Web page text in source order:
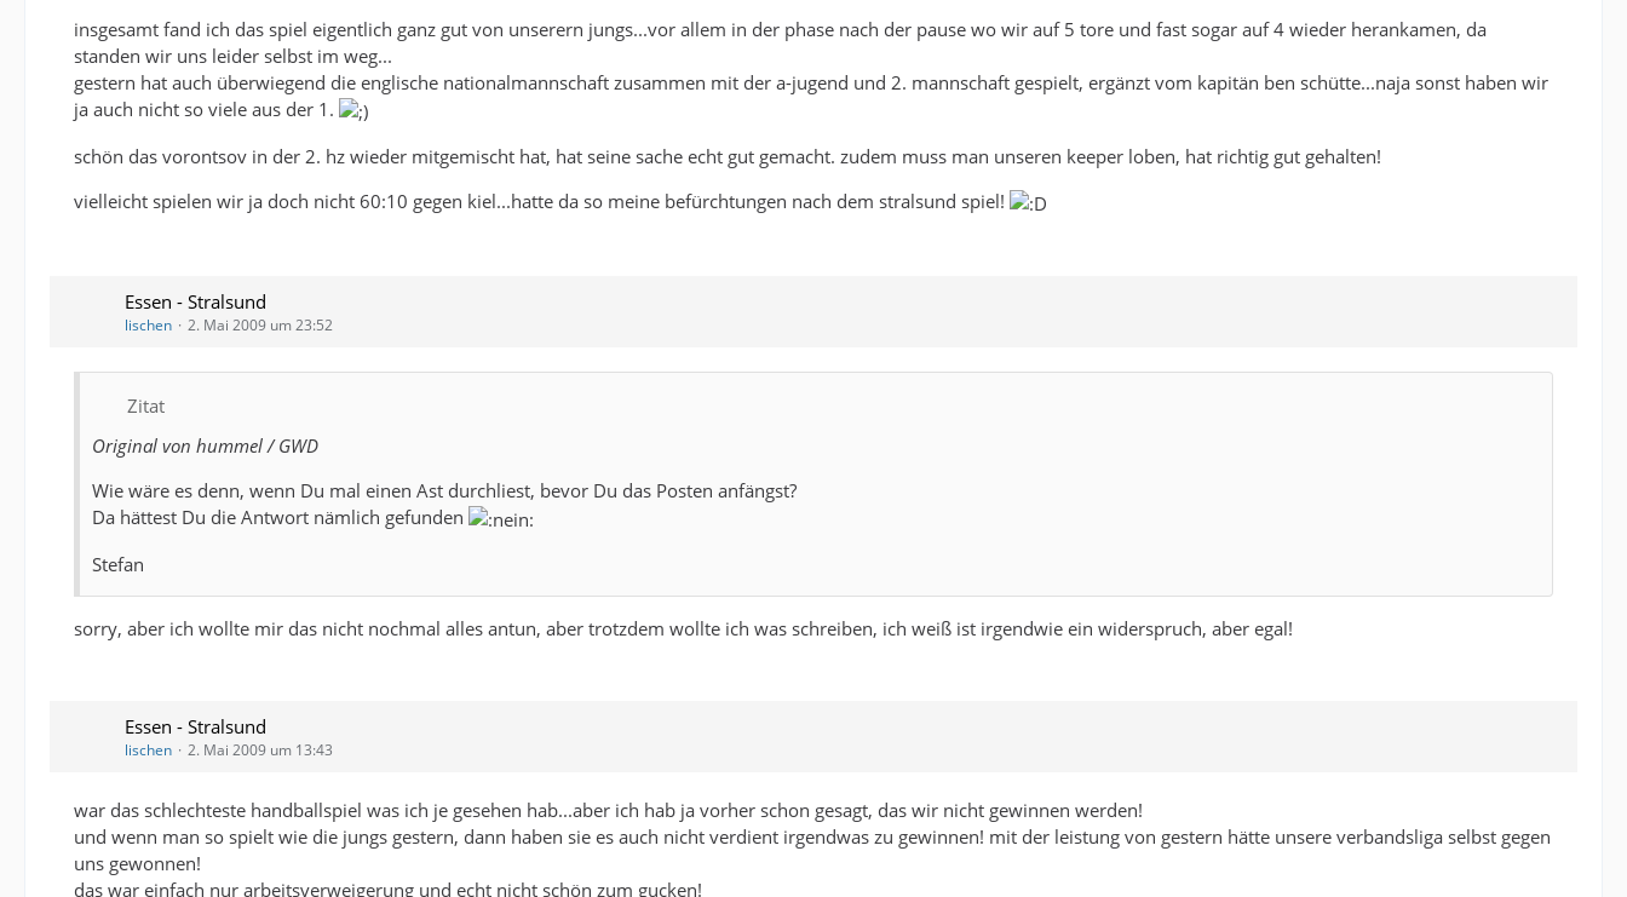
insgesamt fand ich das spiel eigentlich ganz gut von unserern jungs...vor allem in der phase nach der pause wo wir auf 5 tore und fast sogar auf 4 wieder herankamen, da
standen wir uns leider selbst im weg...
gestern hat auch überwiegend die englische nationalmannschaft zusammen mit der a-jugend und 2. mannschaft gespielt, ergänzt vom kapitän ben schütte...naja sonst haben wir
ja auch nicht so viele aus der 1.
schön das vorontsov in der 2. hz wieder mitgemischt hat, hat seine sache echt gut gemacht. zudem muss man unseren keeper loben, hat richtig gut gehalten!
vielleicht spielen wir ja doch nicht 60:10 gegen kiel...hatte da so meine befürchtungen nach dem stralsund spiel!
Essen - Stralsund
lischen 2. Mai 2009 um 23:52
Zitat
Original von hummel / GWD
Wie wäre es denn, wenn Du mal einen Ast durchliest, bevor Du das Posten anfängst?
Da hättest Du die Antwort nämlich gefunden
Stefan
sorry, aber ich wollte mir das nicht nochmal alles antun, aber trotzdem wollte ich was schreiben, ich weiß ist irgendwie ein widerspruch, aber egal!
Essen - Stralsund
lischen 2. Mai 2009 um 13:43
war das schlechteste handballspiel was ich je gesehen hab...aber ich hab ja vorher schon gesagt, das wir nicht gewinnen werden!
und wenn man so spielt wie die jungs gestern, dann haben sie es auch nicht verdient irgendwas zu gewinnen! mit der leistung von gestern hätte unsere verbandsliga selbst gegen
uns gewonnen!
das war einfach nur arbeitsverweigerung und echt nicht schön zum gucken!